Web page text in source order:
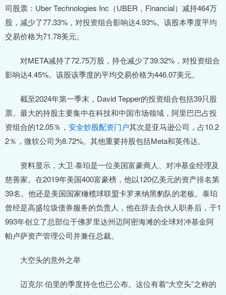
司股票：Uber Technologies Inc（UBER，Financial）减持464万
股，减少了77.33%，对投资组合影响达4.93%。该股本季度平均
交易价格为71.78美元。
对META减持了72.75万股，持仓减少了39.32%，对投资组合
影响达4.45%。该股该季度的平均交易价格为446.07美元。
截至2024年第一季末，David Tepper的投资组合包括39只股
票。最大的持股主要集中在科技和中国市场领域，阿里巴巴占投
资组合的12.05％， 安全炒股配资门户其次是亚马逊公司，占10.2
2％，微软公司为8.72%。其他重要持股包括Meta和英伟达。
资料显示，大卫·泰珀是一位美国富豪商人、对冲基金经理及
慈善家。在2019年美国400富豪榜，他以120亿美元的资产排名第
39名。他还是美国国家橄榄球联盟卡罗来纳黑豹队的老板。泰珀
曾经是高盛垃圾债券服务的负责人，他在辞去合伙人职务后，于1
993年创立了总部位于佛罗里达州迈阿密海滩的全球对冲基金阿
帕卢萨资产管理公司并兼任总裁。
大空头的意外之举
迈克尔·伯里的季度持仓也已公布。这位有着“大空头”之称的